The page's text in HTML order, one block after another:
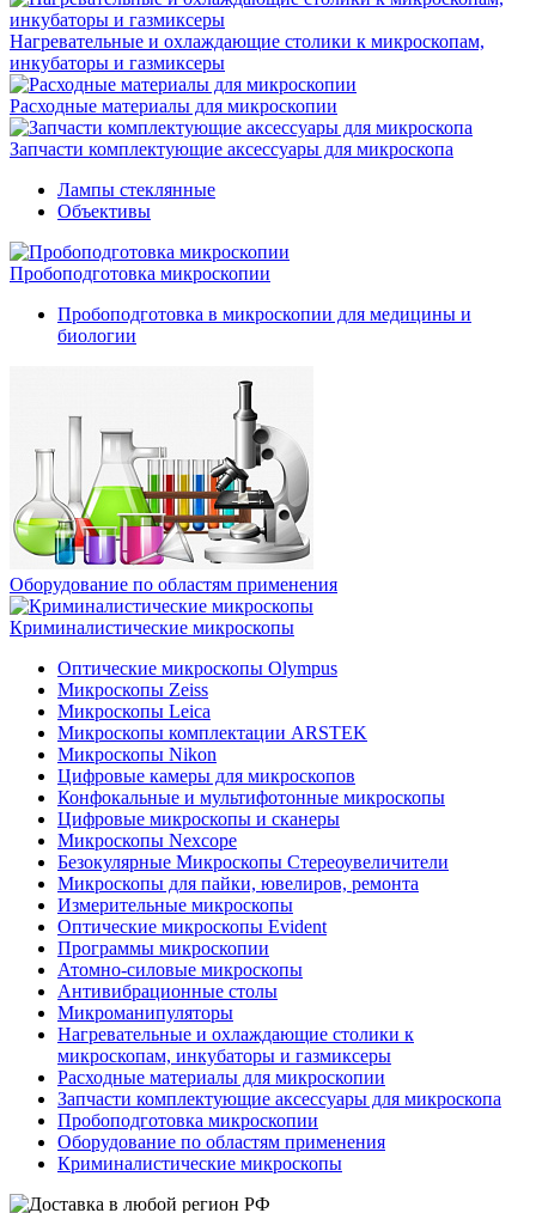
Нагревательные и охлаждающие столики к микроскопам,
инкубаторы и газмиксеры
Расходные материалы для микроскопии
Запчасти комплектующие аксессуары для микроскопа
Лампы стеклянные
Объективы
Пробоподготовка микроскопии
Пробоподготовка в микроскопии для медицины и
биологии
Оборудование по областям применения
Криминалистические микроскопы
Оптические микроскопы Olympus
Микроскопы Zeiss
Микроскопы Leica
Микроскопы комплектации ARSTEK
Микроскопы Nikon
Цифровые камеры для микроскопов
Конфокальные и мультифотонные микроскопы
Цифровые микроскопы и сканеры
Микроскопы Nexcope
Безокулярные Микроскопы Стереоувеличители
Микроскопы для пайки, ювелиров, ремонта
Измерительные микроскопы
Оптические микроскопы Evident
Программы микроскопии
Атомно-силовые микроскопы
Антивибрационные столы
Микроманипуляторы
Нагревательные и охлаждающие столики к
микроскопам, инкубаторы и газмиксеры
Расходные материалы для микроскопии
Запчасти комплектующие аксессуары для микроскопа
Пробоподготовка микроскопии
Оборудование по областям применения
Криминалистические микроскопы